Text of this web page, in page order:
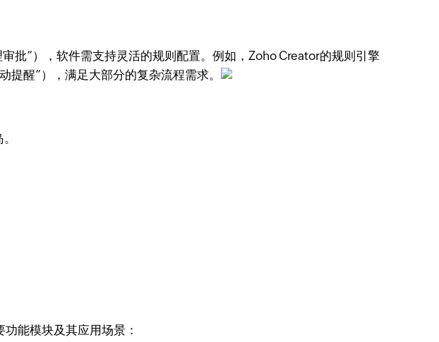
批”），软件需支持灵活的规则配置。例如，Zoho Creator的规则引擎
提醒”），满足大部分的复杂流程需求。​
能模块及其应用场景：